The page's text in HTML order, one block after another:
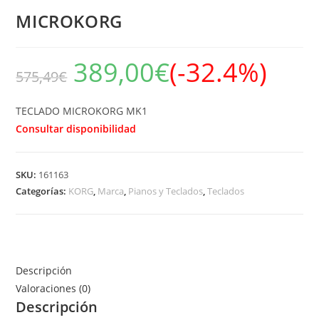
MICROKORG
575,49€ 389,00€(-32.4%)
TECLADO MICROKORG MK1
Consultar disponibilidad
SKU: 161163
Categorías: KORG, Marca, Pianos y Teclados,Teclados
Descripción
Valoraciones (0)
Descripción